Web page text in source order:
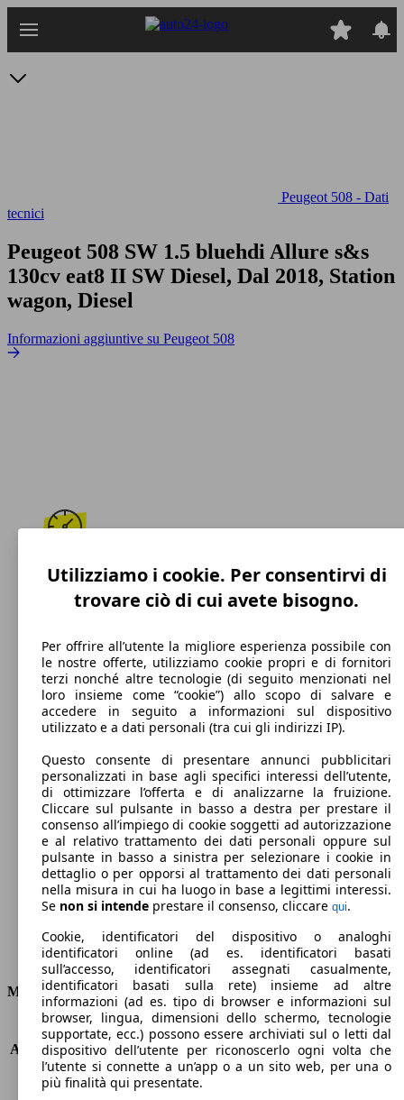
Peugeot 508 - Dati
tecnici
Peugeot 508 SW 1.5 bluehdi Allure s&s
130cv eat8 II SW Diesel, Dal 2018, Station
wagon, Diesel
Informazioni aggiuntive su Peugeot 508
208 km/h
Velocità massima
Diesel
Carburante
98 g/km
Emissioni di CO2 (combinato)*
Consumi
Motore e Prestazioni
KW (PS)
96 kW (131 PS)
Accelerazione (0-100 km/h)
10.1s
Velocità massima (km/h)
208 km/h
Numero di marce
8
Utilizziamo i cookie. Per consentirvi di
trovare ciò di cui avete bisogno.
Per offrire all’utente la migliore esperienza possibile con
le nostre offerte, utilizziamo cookie propri e di fornitori
terzi nonché altre tecnologie (di seguito menzionati nel
loro insieme come “cookie”) allo scopo di salvare e
accedere in seguito a informazioni sul dispositivo
utilizzato e a dati personali (tra cui gli indirizzi IP).
Questo consente di presentare annunci pubblicitari
personalizzati in base agli specifici interessi dell’utente,
di ottimizzare l’offerta e di analizzarne la fruizione.
Cliccare sul pulsante in basso a destra per prestare il
consenso all’impiego di cookie soggetti ad autorizzazione
e al relativo trattamento dei dati personali oppure sul
pulsante in basso a sinistra per selezionare i cookie in
dettaglio o per opporsi al trattamento dei dati personali
nella misura in cui ha luogo in base a legittimi interessi.
Se non si intende prestare il consenso, cliccare qui.
Cookie, identificatori del dispositivo o analoghi
identificatori online (ad es. identificatori basati
sull’accesso, identificatori assegnati casualmente,
identificatori basati sulla rete) insieme ad altre
informazioni (ad es. tipo di browser e informazioni sul
browser, lingua, dimensioni dello schermo, tecnologie
supportate, ecc.) possono essere archiviati sul o letti dal
dispositivo dell’utente per riconoscerlo ogni volta che
l’utente si connette a un’app o a un sito web, per una o
più finalità qui presentate.